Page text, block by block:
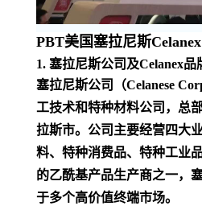
PBT美国塞拉尼斯
1. 塞拉尼斯公司及Celanex品
塞拉尼斯公司（Celanese
工技术和特种材料公司，总
拉斯市。公司主要经营四大
料、特种消费品、特种工业
的乙酰基产品生产商之一，
于多个高价值终端市场。